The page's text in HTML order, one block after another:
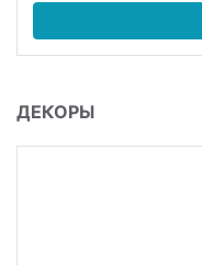
ДЕКОРЫ